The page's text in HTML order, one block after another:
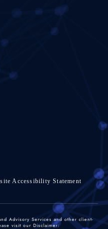
Accessibility Statement
Advisory Services and other client-
visit our Disclaimer: